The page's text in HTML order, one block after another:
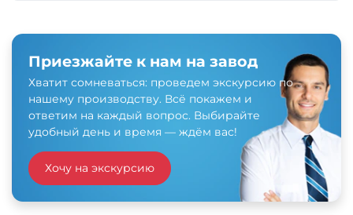
Приезжайте к нам на завод
Хватит сомневаться: проведем экскурсию по
нашему производству. Всё покажем и
ответим на каждый вопрос. Выбирайте
удобный день и время — ждём вас!
Хочу на экскурсию